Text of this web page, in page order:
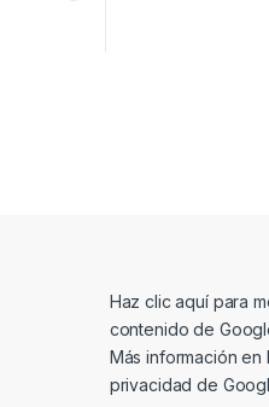
Mostrar contenido
Haz clic aquí para
contenido de
Más información en
privacidad de